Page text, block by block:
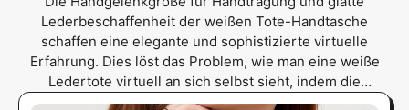
Lederbeschaffenheit der weißen Tote-Handtasche
schaffen eine elegante und sophistizierte virtuelle
Erfahrung. Dies löst das Problem, wie man eine weiße
Ledertote virtuell an sich selbst sieht, indem die
Authentizität des Ledermaterials für Tote-Handtaschen-